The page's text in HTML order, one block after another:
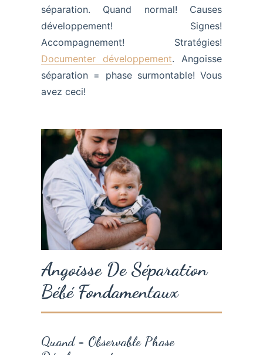
séparation. Quand normal! Causes
développement! Signes!
Accompagnement! Stratégies!
Documenter développement. Angoisse
séparation = phase surmontable! Vous
avez ceci!
Angoisse De Séparation
Bébé Fondamentaux
Quand = Observable Phase